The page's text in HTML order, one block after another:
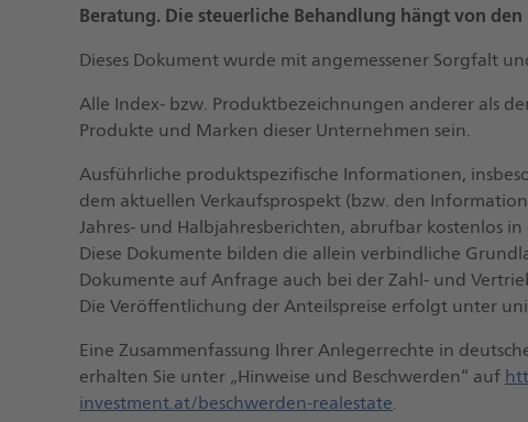
Beratung. Die steuerliche Behandlung hängt von
Dieses Dokument wurde mit angemessener Sorgfalt
Alle Index- bzw. Produktbezeichnungen anderer als
Produkte und Marken dieser Unternehmen sein.
Ausführliche produktspezifische Informationen,
dem aktuellen Verkaufsprospekt (bzw. den
Jahres- und Halbjahresberichten, abrufbar kostenlos
Diese Dokumente bilden die allein verbindliche
Dokumente auf Anfrage auch bei der Zahl- und
Die Veröffentlichung der Anteilspreise erfolgt unter
Eine Zusammenfassung Ihrer Anlegerrechte in
erhalten Sie unter „Hinweise und Beschwerden“ auf
investment.at/beschwerden-realestate